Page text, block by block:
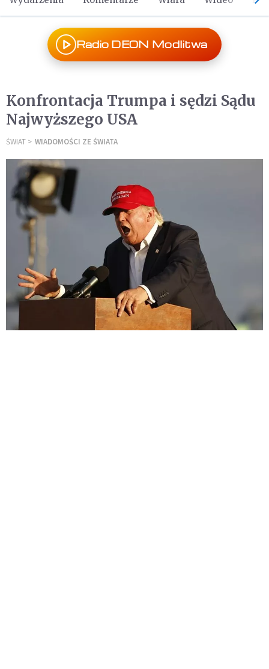
Radio DEON Modlitwa
Konfrontacja Trumpa i sędzi Sądu
Najwyższego USA
ŚWIAT WIADOMOŚCI ZE ŚWIATA